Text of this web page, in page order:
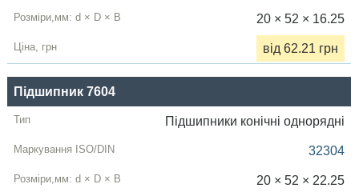
20 × 52 × 16.25
від 62.21 грн
Підшипник 7604
Підшипники конічні однорядні
32304
20 × 52 × 22.25